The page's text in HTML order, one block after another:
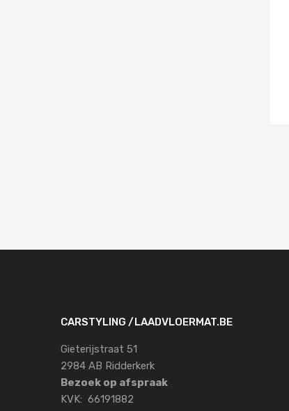
CARSTYLING /LAADVLOERMAT.BE
Gieterijstraat 51
2984 AB Ridderkerk
Bezoek op afspraak
KVK: 66191882